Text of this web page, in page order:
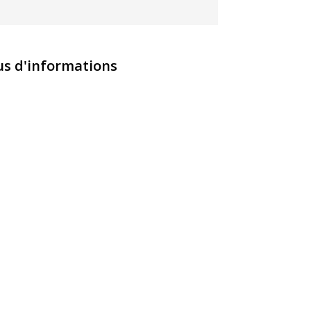
d'informations